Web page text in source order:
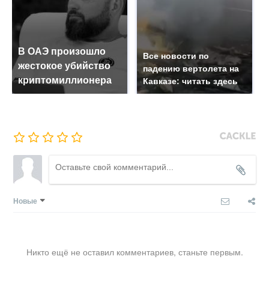
В ОАЭ произошло
жестокое убийство
криптомиллионера
Все новости по
падению вертолета на
Кавказе: читать здесь
Новые
Никто ещё не оставил комментариев, станьте первым.